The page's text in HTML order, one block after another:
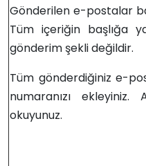
Gönderilen e-postalar
Tüm içeriğin başlığa
gönderim şekli değildir.
Tüm gönderdiğiniz e-
numaranızı ekleyiniz.
okuyunuz.